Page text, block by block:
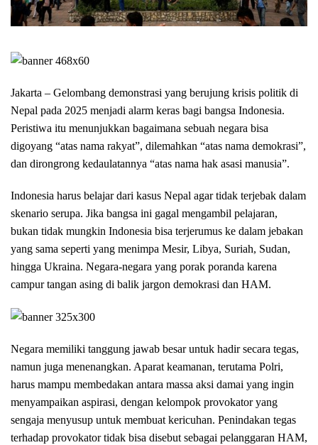
Jakarta – Gelombang demonstrasi yang berujung krisis politik di
Nepal pada 2025 menjadi alarm keras bagi bangsa Indonesia.
Peristiwa itu menunjukkan bagaimana sebuah negara bisa
digoyang “atas nama rakyat”, dilemahkan “atas nama demokrasi”,
dan dirongrong kedaulatannya “atas nama hak asasi manusia”.
Indonesia harus belajar dari kasus Nepal agar tidak terjebak dalam
skenario serupa. Jika bangsa ini gagal mengambil pelajaran,
bukan tidak mungkin Indonesia bisa terjerumus ke dalam jebakan
yang sama seperti yang menimpa Mesir, Libya, Suriah, Sudan,
hingga Ukraina. Negara-negara yang porak poranda karena
campur tangan asing di balik jargon demokrasi dan HAM.
Negara memiliki tanggung jawab besar untuk hadir secara tegas,
namun juga menenangkan. Aparat keamanan, terutama Polri,
harus mampu membedakan antara massa aksi damai yang ingin
menyampaikan aspirasi, dengan kelompok provokator yang
sengaja menyusup untuk membuat kericuhan. Penindakan tegas
terhadap provokator tidak bisa disebut sebagai pelanggaran HAM,